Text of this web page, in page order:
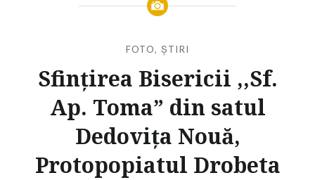
FOTO, ȘTIRI
Sfințirea Bisericii ,,Sf.
Ap. Toma” din satul
Dedovița Nouă,
Protopopiatul Drobeta